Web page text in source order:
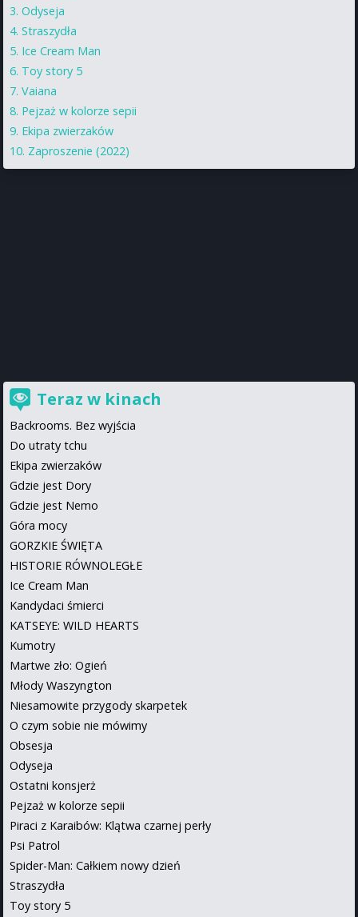
Odyseja
Straszydła
Ice Cream Man
Toy story 5
Vaiana
Pejzaż w kolorze sepii
Ekipa zwierzaków
Zaproszenie (2022)
Teraz w kinach
Backrooms. Bez wyjścia
Do utraty tchu
Ekipa zwierzaków
Gdzie jest Dory
Gdzie jest Nemo
Góra mocy
GORZKIE ŚWIĘTA
HISTORIE RÓWNOLEGŁE
Ice Cream Man
Kandydaci śmierci
KATSEYE: WILD HEARTS
Kumotry
Martwe zło: Ogień
Młody Waszyngton
Niesamowite przygody skarpetek
O czym sobie nie mówimy
Obsesja
Odyseja
Ostatni konsjerż
Pejzaż w kolorze sepii
Piraci z Karaibów: Klątwa czarnej perły
Psi Patrol
Spider-Man: Całkiem nowy dzień
Straszydła
Toy story 5